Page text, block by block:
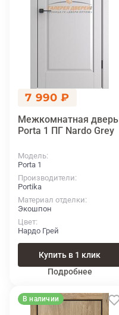
7 990 ₽
Межкомнатная дверь
Porta 1 ПГ Nardo Grey
Модель
Porta 1
Производители
Portika
Материал отделки
Экошпон
Цвет
Нардо Грей
Купить в 1 клик
Подробнее
В наличии